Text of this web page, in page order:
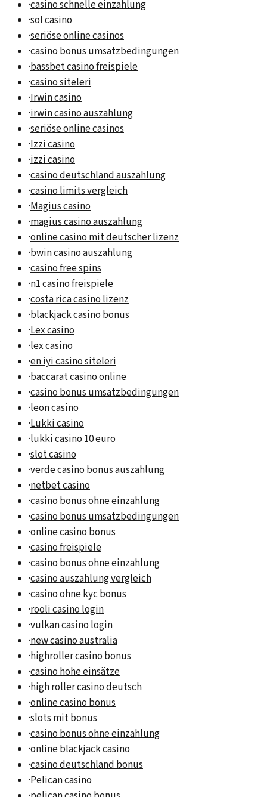
·casino schnelle einzahlung
·sol casino
·seriöse online casinos
·casino bonus umsatzbedingungen
·bassbet casino freispiele
·casino siteleri
·Irwin casino
·irwin casino auszahlung
·seriöse online casinos
·Izzi casino
·izzi casino
·casino deutschland auszahlung
·casino limits vergleich
·Magius casino
·magius casino auszahlung
·online casino mit deutscher lizenz
·bwin casino auszahlung
·casino free spins
·n1 casino freispiele
·costa rica casino lizenz
·blackjack casino bonus
·Lex casino
·lex casino
·en iyi casino siteleri
·baccarat casino online
·casino bonus umsatzbedingungen
·leon casino
·Lukki casino
·lukki casino 10 euro
·slot casino
·verde casino bonus auszahlung
·netbet casino
·casino bonus ohne einzahlung
·casino bonus umsatzbedingungen
·online casino bonus
·casino freispiele
·casino bonus ohne einzahlung
·casino auszahlung vergleich
·casino ohne kyc bonus
·rooli casino login
·vulkan casino login
·new casino australia
·highroller casino bonus
·casino hohe einsätze
·high roller casino deutsch
·online casino bonus
·slots mit bonus
·casino bonus ohne einzahlung
·online blackjack casino
·casino deutschland bonus
·Pelican casino